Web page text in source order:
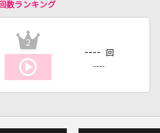
数ランキング
2
---- 回
----